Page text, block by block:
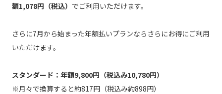
額1,078円（税込） でご利用いただけます。
さらに7月から始まった年額払いプランならさらにお得にご利用
いただけます。
スタンダード：年額9,800円（税込み10,780円）
※月々で換算すると約817円（税込み約898円）